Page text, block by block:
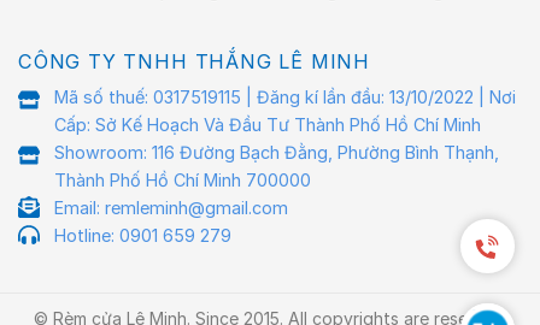
CÔNG TY TNHH THẮNG LÊ MINH
Mã số thuế: 0317519115 | Đăng kí lần đầu: 13/10/2022 | Nơi
Cấp: Sở Kế Hoạch Và Đầu Tư Thành Phố Hồ Chí Minh
Showroom: 116 Đường Bạch Đằng, Phường Bình Thạnh,
Thành Phố Hồ Chí Minh 700000
Email: remleminh@gmail.com
Hotline: 0901 659 279
© Rèm cửa Lê Minh. Since 2015. All copyrights are reserved.